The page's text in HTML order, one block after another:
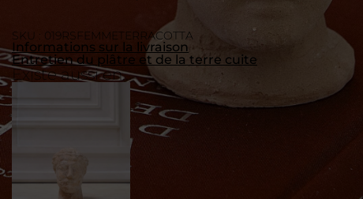
SKU : 019RSFEMMETERRACOTTA
Informations sur la livraison
Entretien du plâtre et de la terre cuite
Existe aussi en...